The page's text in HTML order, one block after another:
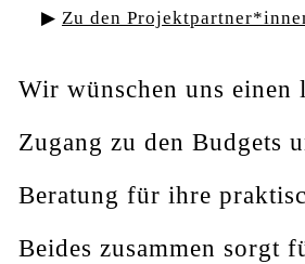
Zu den
Wir wünschen uns einen
Zugang zu den Budgets
Beratung für ihre
Beides zusammen sorgt